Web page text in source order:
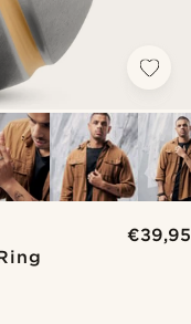
€39,95